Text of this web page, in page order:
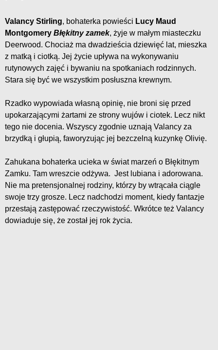
Valancy Stirling, bohaterka powieści Lucy Maud
Montgomery Błękitny zamek, żyje w małym miasteczku
Deerwood. Chociaż ma dwadzieścia dziewięć lat, mieszka
z matką i ciotką. Jej życie upływa na wykonywaniu
rutynowych zajęć i bywaniu na spotkaniach rodzinnych.
Stara się być we wszystkim posłuszna krewnym.
Rzadko wypowiada własną opinię, nie broni się przed
upokarzającymi żartami ze strony wujów i ciotek. Lecz nikt
tego nie docenia. Wszyscy zgodnie uznają Valancy za
brzydką i głupią, faworyzując jej bezczelną kuzynkę Olivię.
Zahukana bohaterka ucieka w świat marzeń o Błękitnym
Zamku. Tam wreszcie odżywa. Jest lubiana i adorowana.
Nie ma pretensjonalnej rodziny, którzy by wtrącała ciągle
swoje trzy grosze. Lecz nadchodzi moment, kiedy fantazje
przestają zastępować rzeczywistość. Wkrótce też Valancy
dowiaduje się, że został jej rok życia.